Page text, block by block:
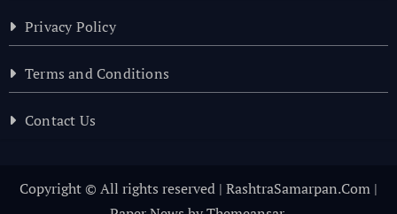
Privacy Policy
Terms and Conditions
Contact Us
Copyright © All rights reserved | RashtraSamarpan.Com |